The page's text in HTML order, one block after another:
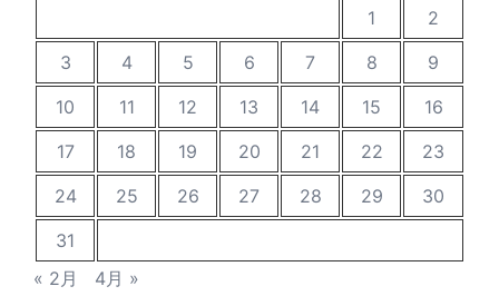
1
2
3
4 5 6 7 8
9
10
11 12 13 14 15
16
17
18 19 20 21 22
23
24
25 26 27 28 29
30
31
« 2月
4月 »